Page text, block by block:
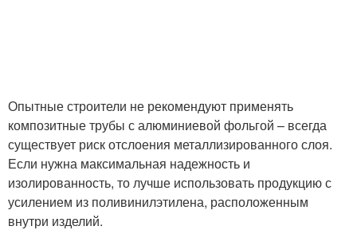
Опытные строители не рекомендуют применять
композитные трубы с алюминиевой фольгой – всегда
существует риск отслоения металлизированного слоя.
Если нужна максимальная надежность и
изолированность, то лучше использовать продукцию с
усилением из поливинилэтилена, расположенным
внутри изделий.